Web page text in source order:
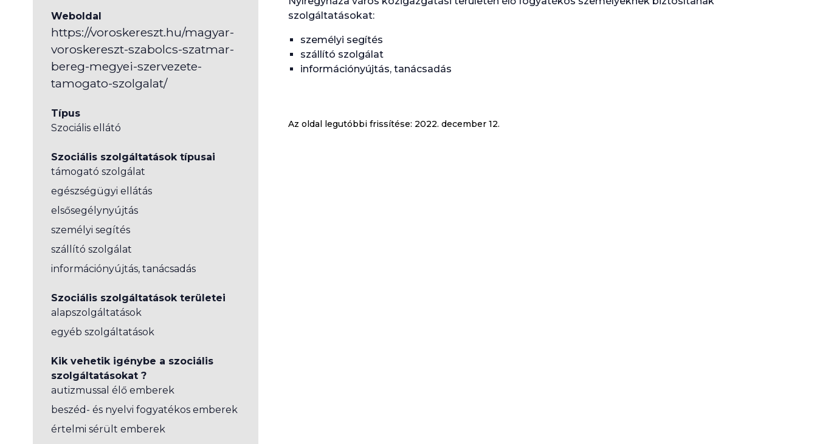
Weboldal
https://voroskereszt.hu/magyar-
voroskereszt-szabolcs-szatmar-
bereg-megyei-szervezete-
tamogato-szolgalat/
Típus
Szociális ellátó
Szociális szolgáltatások típusai
támogató szolgálat
egészségügyi ellátás
elsősegélynyújtás
személyi segítés
szállító szolgálat
információnyújtás, tanácsadás
Szociális szolgáltatások területei
alapszolgáltatások
egyéb szolgáltatások
Kik vehetik igénybe a szociális
szolgáltatásokat ?
autizmussal élő emberek
beszéd- és nyelvi fogyatékos emberek
értelmi sérült emberek
szolgáltatásokat:
személyi segítés
szállító szolgálat
információnyújtás, tanácsadás
Az oldal legutóbbi frissítése: 2022. december 12.